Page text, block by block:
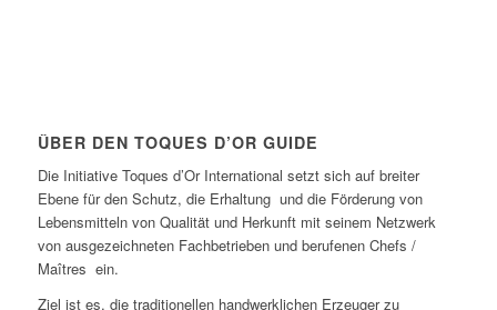
ÜBER DEN TOQUES D’OR GUIDE
Die Initiative Toques d’Or International setzt sich auf breiter
Ebene für den Schutz, die Erhaltung und die Förderung von
Lebensmitteln von Qualität und Herkunft mit seinem Netzwerk
von ausgezeichneten Fachbetrieben und berufenen Chefs /
Maîtres ein.
Ziel ist es, die traditionellen handwerklichen Erzeuger zu